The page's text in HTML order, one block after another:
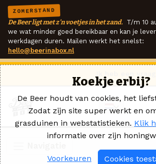
ZOMERSTAND
De Beer ligt met z'n voetjes in het zand. T/m 10
we wat minder goed bereikbaar en kan je
werkdagen duren. Mailen werkt het snelst:
hello@beerinabox.nl
Koekje erbij?
De Beer houdt van cookies, het
Zodat zijn site super werkt en
grasduinen in webstatistieken. Klik
informatie over zijn
Voorkeuren Cookies